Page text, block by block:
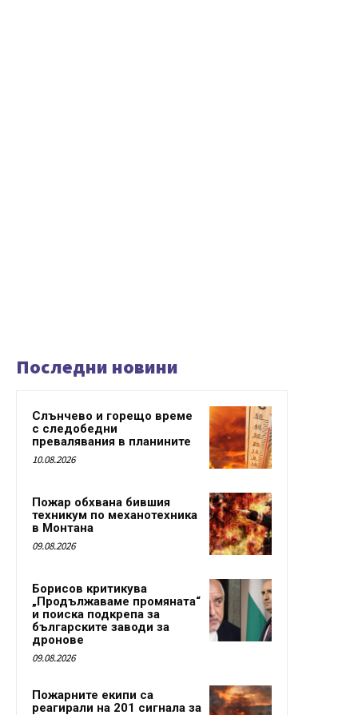
Последни новини
Слънчево и горещо време
с следобедни
превалявания в планините
10.08.2026
Пожар обхвана бившия
техникум по механотехника
в Монтана
09.08.2026
Борисов критикува
„Продължаваме промяната“
и поиска подкрепа за
българските заводи за
дронове
09.08.2026
Пожарните екипи са
реагирали на 201 сигнала за